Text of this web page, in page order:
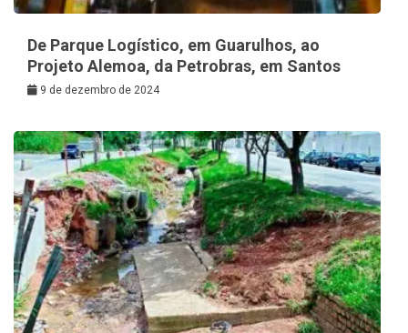
De Parque Logístico, em Guarulhos, ao
Projeto Alemoa, da Petrobras, em Santos
9 de dezembro de 2024